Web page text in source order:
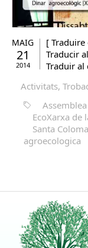
MAIG
21
2014
[
Traducir
Traduir al
Activitats,
Assemblea
EcoXarxa de
Santa
agroecologica